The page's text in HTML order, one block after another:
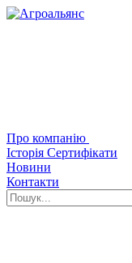
Про компанію
Історія Сертифікати
Новини
Контакти